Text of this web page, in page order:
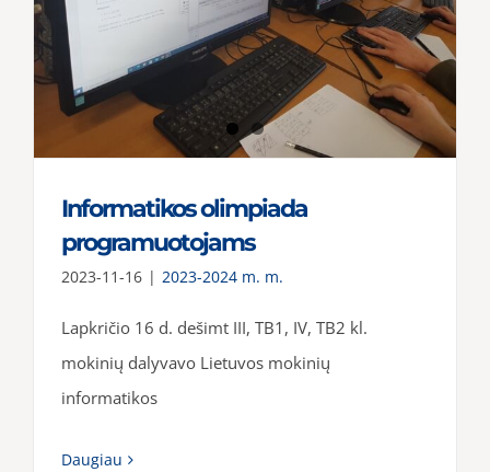
Informatikos olimpiada
programuotojams
2023-11-16 | 2023-2024 m. m.
Lapkričio 16 d. dešimt III, TB1, IV, TB2 kl.
mokinių dalyvavo Lietuvos mokinių
informatikos
Daugiau